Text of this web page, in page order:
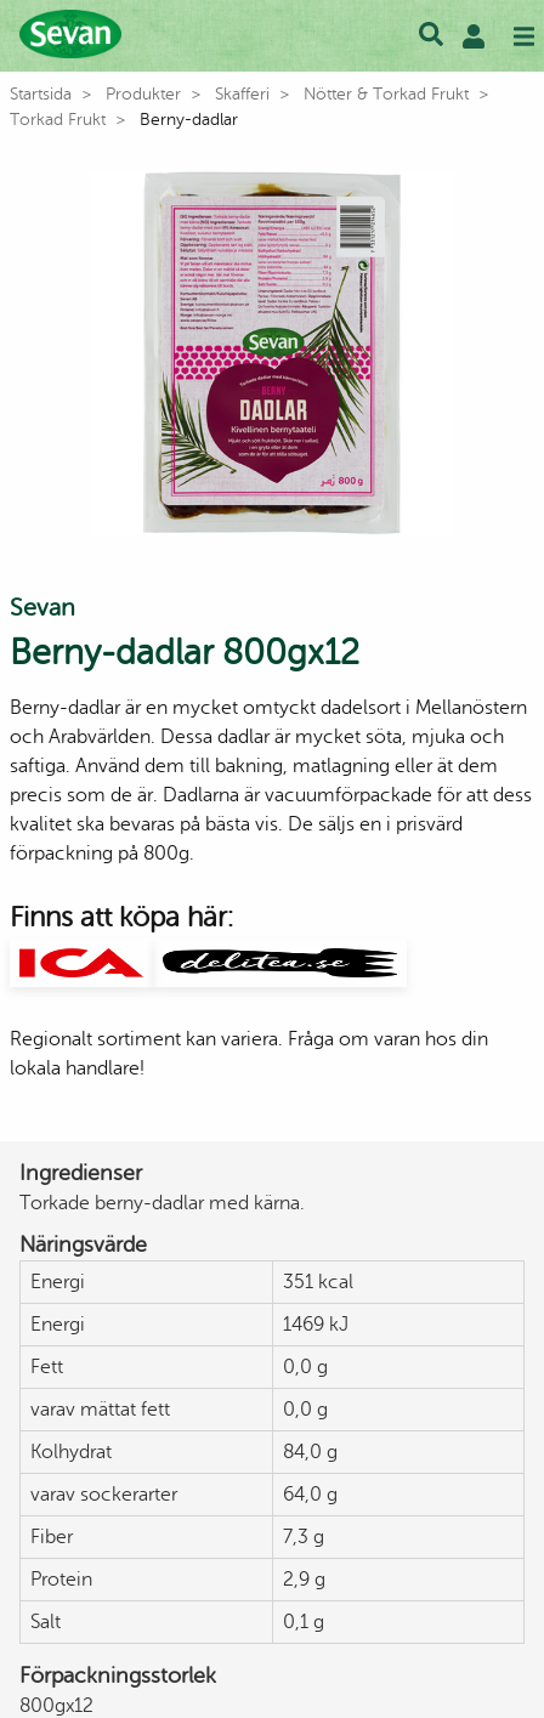
Startsida Produkter Skafferi
Nötter & Torkad Frukt
Torkad Frukt
Berny-dadlar
Sevan
Berny-dadlar 800gx12
Berny-dadlar är en mycket omtyckt dadelsort i Mellanöstern
och Arabvärlden. Dessa dadlar är mycket söta, mjuka och
saftiga. Använd dem till bakning, matlagning eller ät dem
precis som de är. Dadlarna är vacuumförpackade för att dess
kvalitet ska bevaras på bästa vis. De säljs en i prisvärd
förpackning på 800g.
Finns att köpa här:
Regionalt sortiment kan variera. Fråga om varan hos din
lokala handlare!
Ingredienser
Torkade berny-dadlar med kärna.
Näringsvärde
Energi
351 kcal
Energi
1469 kJ
Fett
0,0 g
varav mättat fett
0,0 g
Kolhydrat
84,0 g
varav sockerarter
64,0 g
Fiber
7,3 g
Protein
2,9 g
Salt
0,1 g
Förpackningsstorlek
800gx12